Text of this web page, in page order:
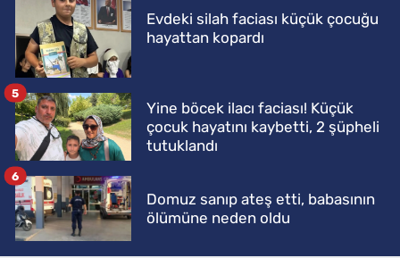
Evdeki silah faciası küçük çocuğu
hayattan kopardı
Yine böcek ilacı faciası! Küçük
çocuk hayatını kaybetti, 2 şüpheli
tutuklandı
5
Domuz sanıp ateş etti, babasının
ölümüne neden oldu
6